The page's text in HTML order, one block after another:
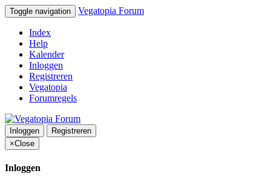
Toggle navigation Vegatopia Forum
Index
Help
Kalender
Inloggen
Registreren
Vegatopia
Forumregels
Inloggen
Registreren
×Close
Inloggen